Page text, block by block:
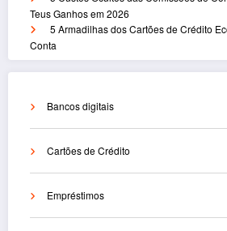
Teus Ganhos em 2026
5 Armadilhas dos Cartões de Crédito
Conta
Bancos digitais
Cartões de Crédito
Empréstimos